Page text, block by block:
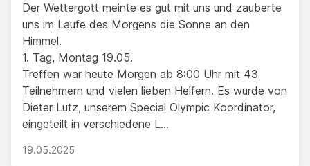
Der Wettergott meinte es gut mit uns und zauberte
uns im Laufe des Morgens die Sonne an den
Himmel.
1. Tag, Montag 19.05.
Treffen war heute Morgen ab 8:00 Uhr mit 43
Teilnehmern und vielen lieben Helfern. Es wurde von
Dieter Lutz, unserem Special Olympic Koordinator,
eingeteilt in verschiedene L...
19.05.2025